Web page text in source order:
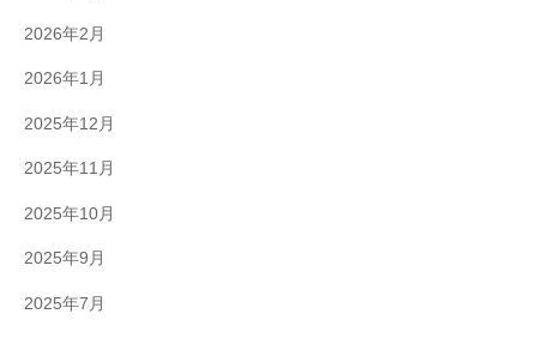
2026年2月
2026年1月
2025年12月
2025年11月
2025年10月
2025年9月
2025年7月